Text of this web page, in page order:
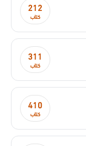
212
كتاب
311
كتاب
410
كتاب